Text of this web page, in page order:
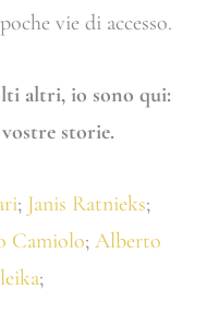
vie di accesso.
altri, io sono qui:
storie.
; Janis Ratnieks;
Camiolo; Alberto
;